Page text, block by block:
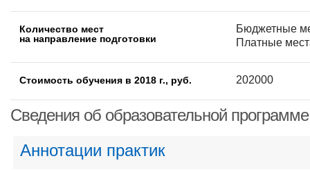
Количество мест
на направление подготовки
Бюджетные
Платные
Стоимость обучения в 2018 г., руб. 202000
Сведения об образовательной программе
Аннотации практик